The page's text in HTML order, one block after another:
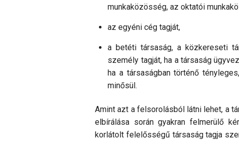
munkaközösség, az ok­tatói
az egyéni cég tagját,
a betéti társaság, a közkereseti
személy tagját, ha a tár­saság
ha a társaságban történő
minősül.
Amint azt a felsorolásból látni lehet, a
elbírálása során gyakran felmerülő
korlátolt felelősségű társaság tagja